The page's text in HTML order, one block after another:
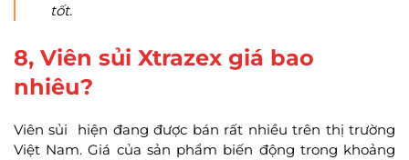
tốt.
8, Viên sủi Xtrazex giá bao
nhiêu?
Viên sủi hiện đang được bán rất nhiều trên thị trường
Việt Nam. Giá của sản phẩm biến động trong khoảng